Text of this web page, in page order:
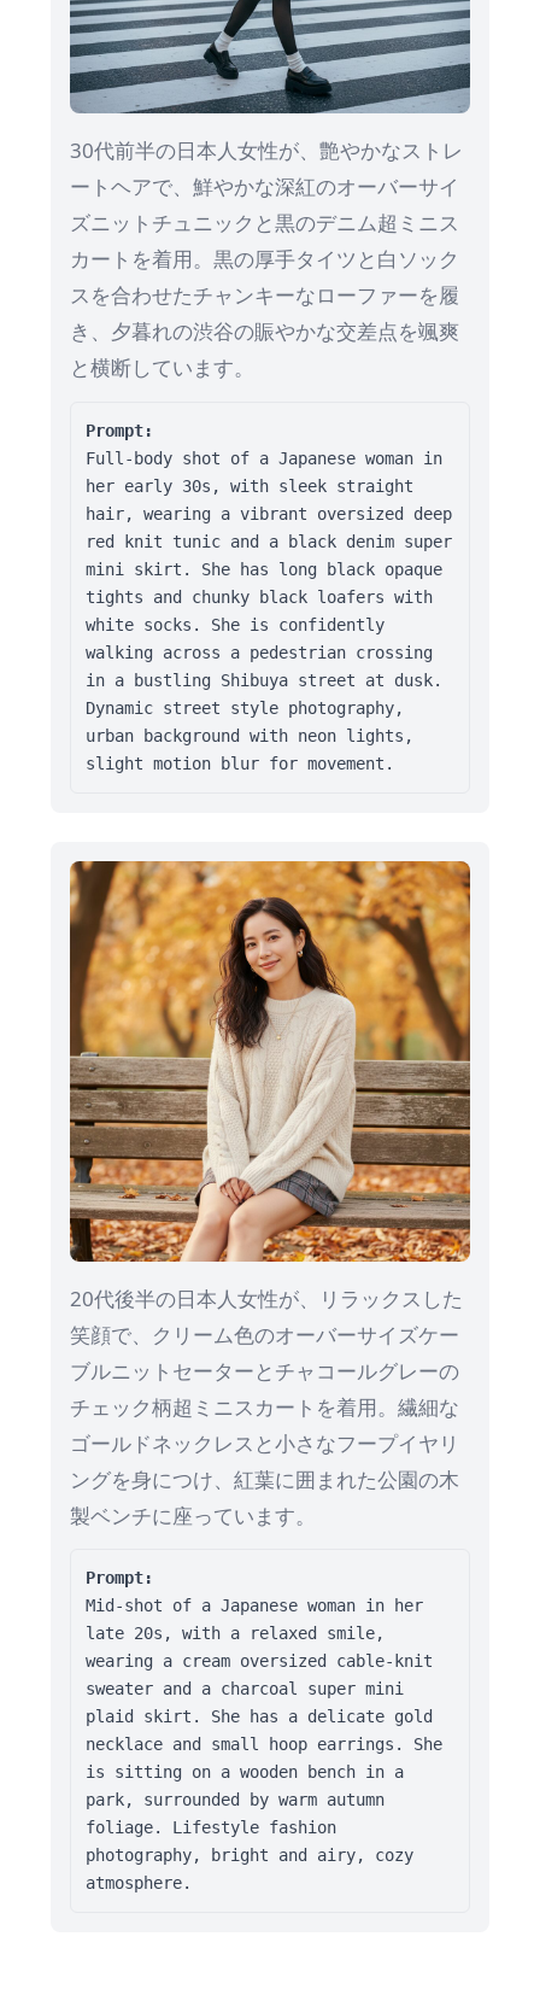
30代前半の日本人女性が、艶やかなストレ
ートヘアで、鮮やかな深紅のオーバーサイ
ズニットチュニックと黒のデニム超ミニス
カートを着用。黒の厚手タイツと白ソック
スを合わせたチャンキーなローファーを履
き、夕暮れの渋谷の賑やかな交差点を颯爽
と横断しています。
Prompt:
Full-body shot of a Japanese woman in
her early 30s, with sleek straight
hair, wearing a vibrant oversized deep
red knit tunic and a black denim super
mini skirt. She has long black opaque
tights and chunky black loafers with
white socks. She is confidently
walking across a pedestrian crossing
in a bustling Shibuya street at dusk.
Dynamic street style photography,
urban background with neon lights,
slight motion blur for movement.
20代後半の日本人女性が、リラックスした
笑顔で、クリーム色のオーバーサイズケー
ブルニットセーターとチャコールグレーの
チェック柄超ミニスカートを着用。繊細な
ゴールドネックレスと小さなフープイヤリ
ングを身につけ、紅葉に囲まれた公園の木
製ベンチに座っています。
Prompt:
Mid-shot of a Japanese woman in her
late 20s, with a relaxed smile,
wearing a cream oversized cable-knit
sweater and a charcoal super mini
plaid skirt. She has a delicate gold
necklace and small hoop earrings. She
is sitting on a wooden bench in a
park, surrounded by warm autumn
foliage. Lifestyle fashion
photography, bright and airy, cozy
atmosphere.